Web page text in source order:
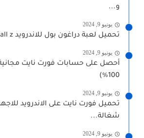
و...
يونيو 9, 2024
تحميل لعبة دراغون بول للاندرويد dragon ball z
يونيو 9, 2024
أحصل على حسابات فورت نايت مجانية
100%)
يونيو 9, 2024
شغالة...
يونيو 9, 2024